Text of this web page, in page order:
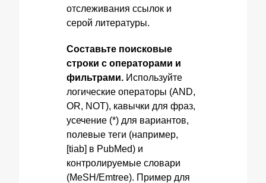
отслеживания ссылок и
серой литературы.
Составьте поисковые
строки с операторами и
фильтрами. Используйте
логические операторы (AND,
OR, NOT), кавычки для фраз,
усечение (*) для вариантов,
полевые теги (например,
[tiab] в PubMed) и
контролируемые словари
(MeSH/Emtree). Пример для